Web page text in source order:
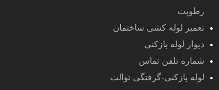
رطوبت
تعمیر لوله کشی ساختمان
دیوار لوله بازکنی
شماره تلفن تماس
لوله بازکنی-گرفتگی توالت